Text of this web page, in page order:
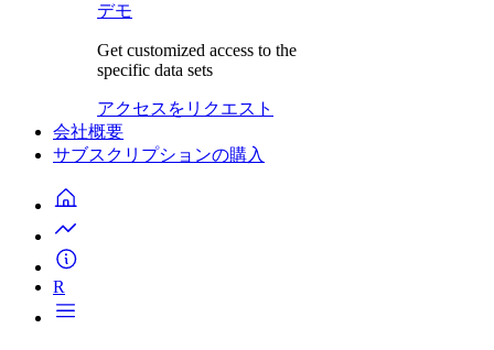
デモ
Get customized access to the
specific data sets
アクセスをリクエスト
会社概要
サブスクリプションの購入
R